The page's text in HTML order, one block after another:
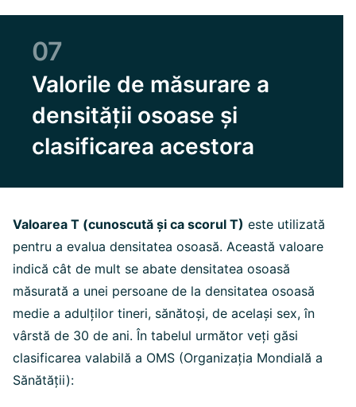
07
Valorile de măsurare a
densității osoase și
clasificarea acestora
Valoarea T (cunoscută și ca scorul T) este utilizată
pentru a evalua densitatea osoasă. Această valoare
indică cât de mult se abate densitatea osoasă
măsurată a unei persoane de la densitatea osoasă
medie a adulților tineri, sănătoși, de același sex, în
vârstă de 30 de ani. În tabelul următor veți găsi
clasificarea valabilă a OMS (Organizația Mondială a
Sănătății):